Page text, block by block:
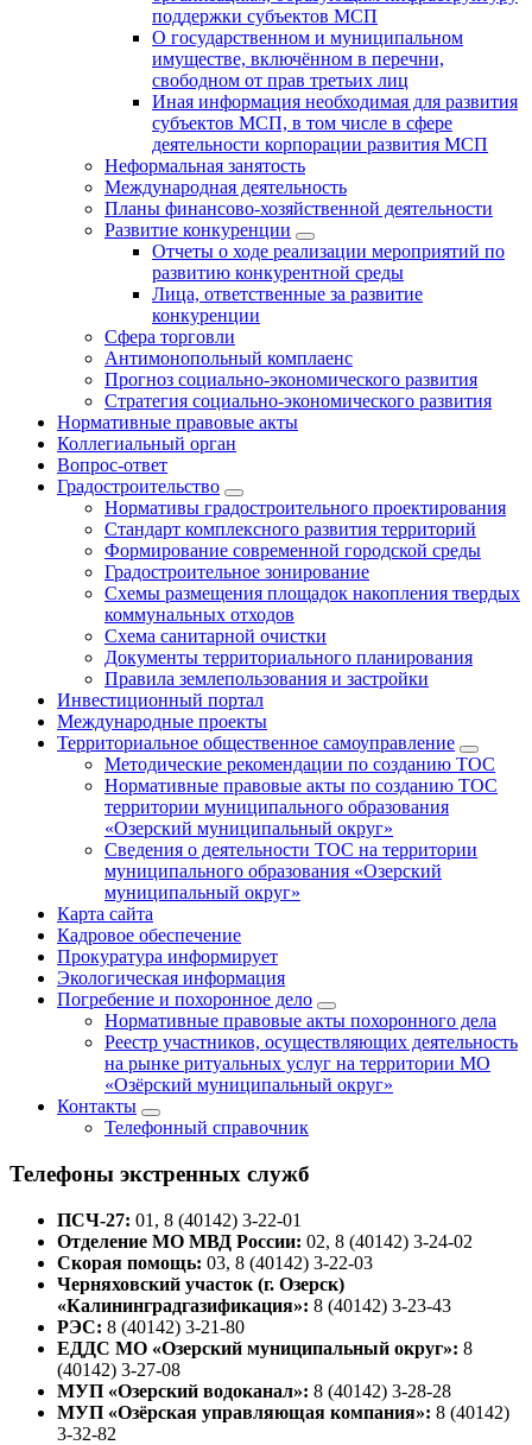
поддержки субъектов МСП
О государственном и муниципальном
имуществе, включённом в перечни,
свободном от прав третьих лиц
Иная информация необходимая для развития
субъектов МСП, в том числе в сфере
деятельности корпорации развития МСП
Неформальная занятость
Международная деятельность
Планы финансово-хозяйственной деятельности
Развитие конкуренции
Отчеты о ходе реализации мероприятий по
развитию конкурентной среды
Лица, ответственные за развитие
конкуренции
Сфера торговли
Антимонопольный комплаенс
Прогноз социально-экономического развития
Стратегия социально-экономического развития
Нормативные правовые акты
Коллегиальный орган
Вопрос-ответ
Градостроительство
Нормативы градостроительного проектирования
Стандарт комплексного развития территорий
Формирование современной городской среды
Градостроительное зонирование
Схемы размещения площадок накопления твердых
коммунальных отходов
Схема санитарной очистки
Документы территориального планирования
Правила землепользования и застройки
Инвестиционный портал
Международные проекты
Территориальное общественное самоуправление
Методические рекомендации по созданию ТОС
Нормативные правовые акты по созданию ТОС
территории муниципального образования
«Озерский муниципальный округ»
Сведения о деятельности ТОС на территории
муниципального образования «Озерский
муниципальный округ»
Карта сайта
Кадровое обеспечение
Прокуратура информирует
Экологическая информация
Погребение и похоронное дело
Нормативные правовые акты похоронного дела
Реестр участников, осуществляющих деятельность
на рынке ритуальных услуг на территории МО
«Озёрский муниципальный округ»
Контакты
Телефонный справочник
Телефоны экстренных служб
ПСЧ-27: 01, 8 (40142) 3-22-01
Отделение МО МВД России: 02, 8 (40142) 3-24-02
Скорая помощь: 03, 8 (40142) 3-22-03
Черняховский участок (г. Озерск)
«Калининградгазификация»: 8 (40142) 3-23-43
РЭС: 8 (40142) 3-21-80
ЕДДС МО «Озерский муниципальный округ»: 8
(40142) 3-27-08
МУП «Озерский водоканал»: 8 (40142) 3-28-28
МУП «Озёрская управляющая компания»: 8 (40142)
3-32-82